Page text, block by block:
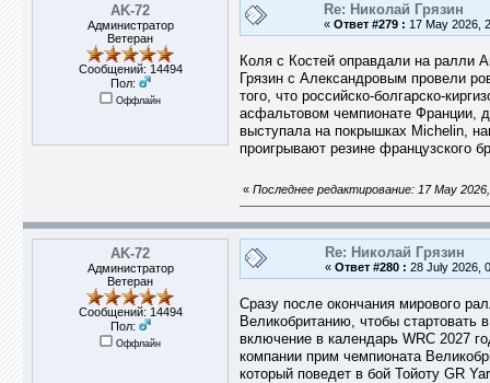
AK-72
Администратор
Ветеран
Сообщений: 14494
Пол:
Оффлайн
Re: Николай Грязин
« Ответ #279 : 17 May 2026,
Коля с Костей оправдали на ралли
Грязин с Александровым провели
того, что российско-болгарско-
асфальтовом чемпионате Франции,
выступала на покрышках Michelin,
проигрывают резине французского
« Последнее редактирование: 17 May
AK-72
Администратор
Ветеран
Сообщений: 14494
Пол:
Оффлайн
Re: Николай Грязин
« Ответ #280 : 28 July 2026,
Сразу после окончания мирового
Великобританию, чтобы стартовать
включение в календарь WRC 2027
компании прим чемпионата
который поведет в бой Тойоту GR